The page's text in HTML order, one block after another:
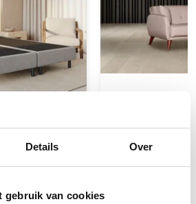
Details Over
gebruik van cookies
Vast -
Slaapbank